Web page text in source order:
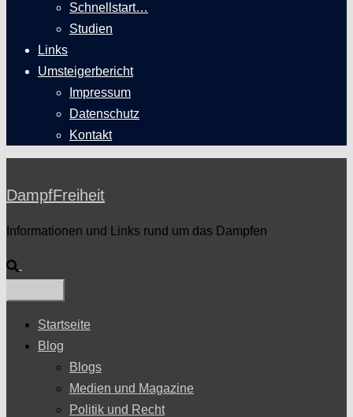
Schnellstart…
Studien
Links
Umsteigerbericht
Impressum
Datenschutz
Kontakt
DampfFreiheit
Informationen und Links rund um das Dampfen
Suche
Startseite
Blog
Blogs
Medien und Magazine
Politik und Recht